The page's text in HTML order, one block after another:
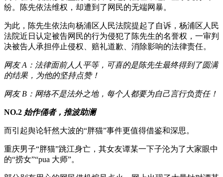
纷。陈先依法维权，却遭到了网民的无端网暴。
为此，陈先生依法向杨浦区人民法院提起了自诉，杨浦区人民
法院近日认定被告网民的行为侵犯了陈先生的名誉权，一审判
决被告人承担停止侵权、赔礼道歉、消除影响的法律责任。
网友 A：法律面前人人平等，可喜的是陈先生最终得到了圆满
的结果，为他的坚持点赞！
网友 B：网络不是法外之地，每个人都要为自己言行负责任！
NO.2 始作俑者，推波助澜
而引起舆论轩然大波的“胖猫”事件更值得借鉴和深思。
重庆男子“胖猫”跳江身亡，其女友谭某一下子沦为了大家眼中
的“捞女”“pua 大师”。